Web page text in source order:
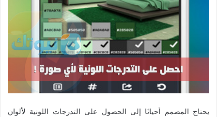
يحتاج المصمم أحيانًا إلى الحصول على التدرجات اللونية لألوان